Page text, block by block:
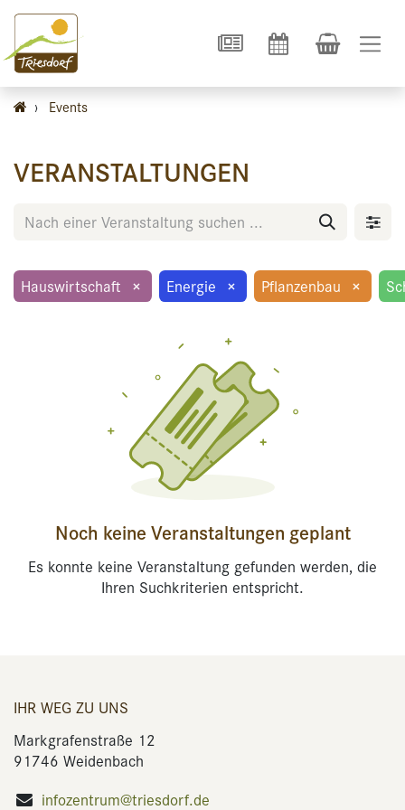
› Events
VERANSTALTUNGEN
Hauswirtschaft × Energie × Pflanzenbau ×
Noch keine Veranstaltungen geplant
Es konnte keine Veranstaltung gefunden werden, die
Ihren Suchkriterien entspricht.
IHR WEG ZU UNS
Markgrafenstraße 12
91746 Weidenbach
infozentrum@triesdorf.de